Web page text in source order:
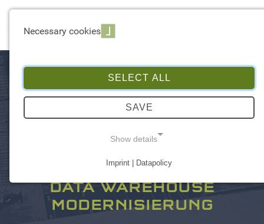
BUSINESS INTELLIGENCE &
DATA WAREHOUSE
MODERNISIERUNG
Necessary cookies
SELECT ALL
SAVE
Show details
Imprint | Datapolicy